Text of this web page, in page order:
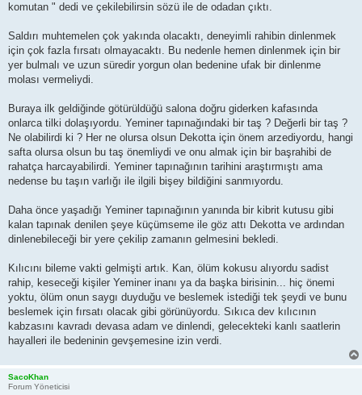
komutan " dedi ve çekilebilirsin sözü ile de odadan çıktı.
Saldırı muhtemelen çok yakında olacaktı, deneyimli rahibin dinlenmek
için çok fazla fırsatı olmayacaktı. Bu nedenle hemen dinlenmek için bir
yer bulmalı ve uzun süredir yorgun olan bedenine ufak bir dinlenme
molası vermeliydi.
Buraya ilk geldiğinde götürüldüğü salona doğru giderken kafasında
onlarca tilki dolaşıyordu. Yeminer tapınağındaki bir taş ? Değerli bir taş ?
Ne olabilirdi ki ? Her ne olursa olsun Dekotta için önem arzediyordu, hangi
safta olursa olsun bu taş önemliydi ve onu almak için bir başrahibi de
rahatça harcayabilirdi. Yeminer tapınağının tarihini araştırmıştı ama
nedense bu taşın varlığı ile ilgili bişey bildiğini sanmıyordu.
Daha önce yaşadığı Yeminer tapınağının yanında bir kibrit kutusu gibi
kalan tapınak denilen şeye küçümseme ile göz attı Dekotta ve ardından
dinlenebileceği bir yere çekilip zamanın gelmesini bekledi.
Kılıcını bileme vakti gelmişti artık. Kan, ölüm kokusu alıyordu sadist
rahip, keseceği kişiler Yeminer inanı ya da başka birisinin... hiç önemi
yoktu, ölüm onun saygı duyduğu ve beslemek istediği tek şeydi ve bunu
beslemek için fırsatı olacak gibi görünüyordu. Sıkıca dev kılıcının
kabzasını kavradı devasa adam ve dinlendi, gelecekteki kanlı saatlerin
hayalleri ile bedeninin gevşemesine izin verdi.
SacoKhan
Forum Yöneticisi